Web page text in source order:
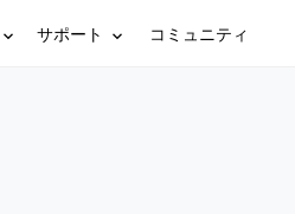
サポート コミュニティ